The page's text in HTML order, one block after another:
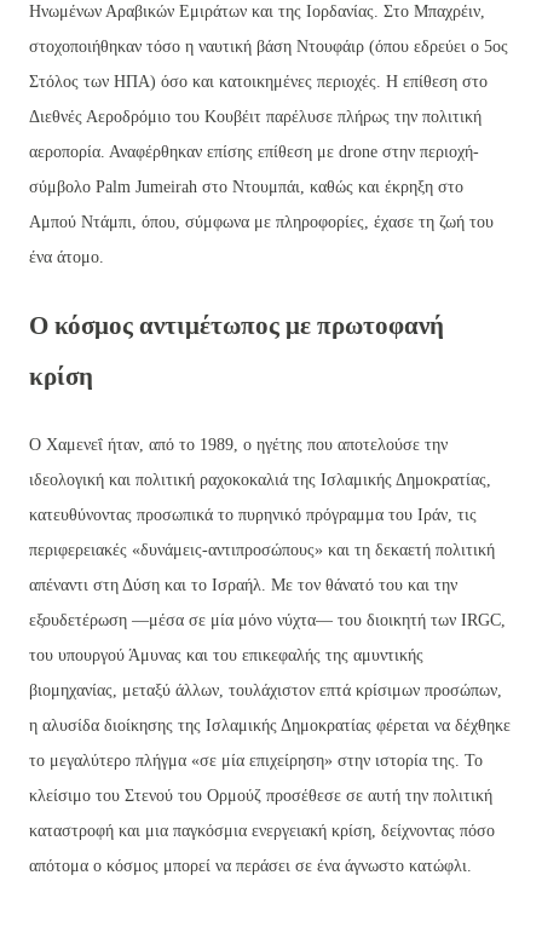
Ηνωμένων Αραβικών Εμιράτων και της Ιορδανίας. Στο Μπαχρέιν,
στοχοποιήθηκαν τόσο η ναυτική βάση Ντουφάιρ (όπου εδρεύει ο 5ος
Στόλος των ΗΠΑ) όσο και κατοικημένες περιοχές. Η επίθεση στο
Διεθνές Αεροδρόμιο του Κουβέιτ παρέλυσε πλήρως την πολιτική
αεροπορία. Αναφέρθηκαν επίσης επίθεση με drone στην περιοχή-
σύμβολο Palm Jumeirah στο Ντουμπάι, καθώς και έκρηξη στο
Αμπού Ντάμπι, όπου, σύμφωνα με πληροφορίες, έχασε τη ζωή του
ένα άτομο.
Ο κόσμος αντιμέτωπος με πρωτοφανή
κρίση
Ο Χαμενεΐ ήταν, από το 1989, ο ηγέτης που αποτελούσε την
ιδεολογική και πολιτική ραχοκοκαλιά της Ισλαμικής Δημοκρατίας,
κατευθύνοντας προσωπικά το πυρηνικό πρόγραμμα του Ιράν, τις
περιφερειακές «δυνάμεις-αντιπροσώπους» και τη δεκαετή πολιτική
απέναντι στη Δύση και το Ισραήλ. Με τον θάνατό του και την
εξουδετέρωση —μέσα σε μία μόνο νύχτα— του διοικητή των IRGC,
του υπουργού Άμυνας και του επικεφαλής της αμυντικής
βιομηχανίας, μεταξύ άλλων, τουλάχιστον επτά κρίσιμων προσώπων,
η αλυσίδα διοίκησης της Ισλαμικής Δημοκρατίας φέρεται να δέχθηκε
το μεγαλύτερο πλήγμα «σε μία επιχείρηση» στην ιστορία της. Το
κλείσιμο του Στενού του Ορμούζ προσέθεσε σε αυτή την πολιτική
καταστροφή και μια παγκόσμια ενεργειακή κρίση, δείχνοντας πόσο
απότομα ο κόσμος μπορεί να περάσει σε ένα άγνωστο κατώφλι.